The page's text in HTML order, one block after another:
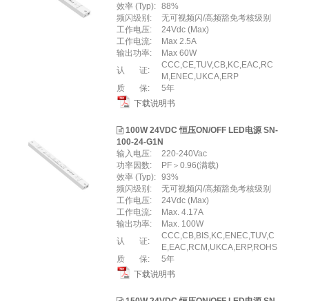
效率 (Typ): 88%
频闪级别:
⽆可视频闪/⾼频豁免考核级别
工作电压:
24Vdc (Max)
工作电流:
Max 2.5A
输出功率:
Max 60W
认 证:
CCC,CE,TUV,CB,KC,EAC,RC
M,ENEC,UKCA,ERP
质 保:
5年
下载说明书
100W 24VDC 恒压ON/OFF LED电源 SN-
100-24-G1N
输入电压:
220-240Vac
功率因数:
PF＞0.96(满载)
效率 (Typ): 93%
频闪级别:
无可视频闪/高频豁免考核级别
工作电压:
24Vdc (Max)
工作电流:
Max. 4.17A
输出功率:
Max. 100W
认 证:
CCC,CB,BIS,KC,ENEC,TUV,C
E,EAC,RCM,UKCA,ERP,ROHS
质 保:
5年
下载说明书